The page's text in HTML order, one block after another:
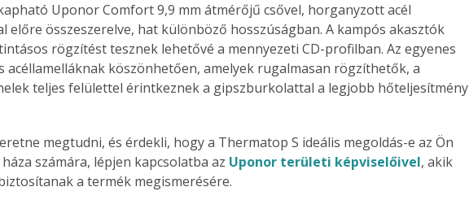
vagy
élve
az
A
Uponor Comfort 9,9 mm átmérőjű csővel, horganyzott acél
előre összeszerelve, hat különböző hosszúságban. A kampós akasztók
rögzítést tesznek lehetővé a mennyezeti CD-profilban. Az egyenes
acéllamelláknak köszönhetően, amelyek rugalmasan rögzíthetők, a
teljes felülettel érintkeznek a gipszburkolattal a legjobb hőteljesítmény
megtudni, és érdekli, hogy a Thermatop S ideális megoldás-e az Ön
számára, lépjen kapcsolatba az Uponor területi képviselőivel, akik
a termék megismerésére.